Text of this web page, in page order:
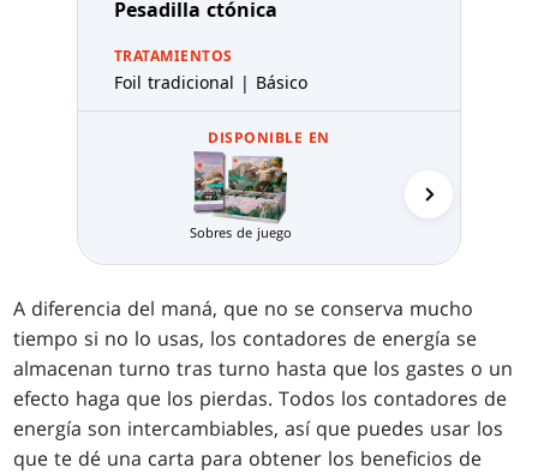
Pesadilla ctónica
TRATAMIENTOS
Foil tradicional | Básico
DISPONIBLE EN
Sobres de juego
A diferencia del maná, que no se conserva mucho
tiempo si no lo usas, los contadores de energía se
almacenan turno tras turno hasta que los gastes o un
efecto haga que los pierdas. Todos los contadores de
energía son intercambiables, así que puedes usar los
que te dé una carta para obtener los beneficios de